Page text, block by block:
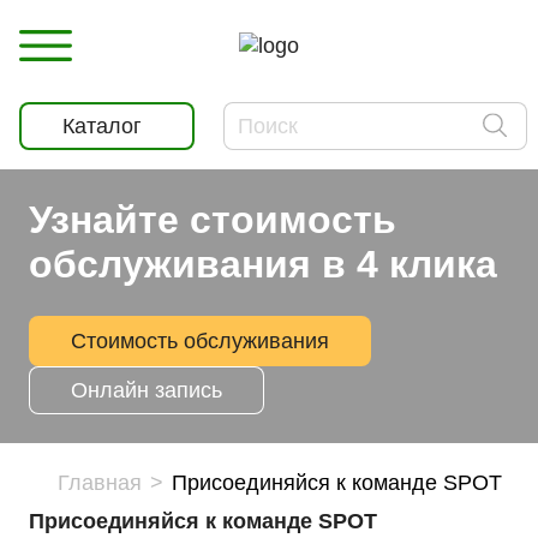
Каталог
Узнайте стоимость
обслуживания в 4 клика
Стоимость обслуживания
Онлайн запись
Главная
Присоединяйся к команде SPOT
Присоединяйся к команде SPOT